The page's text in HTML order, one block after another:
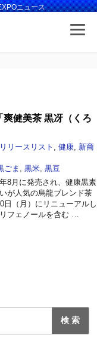
ニュース
健美茶 黒冴（くろ
リリースリスト 健康 新商
ごま 黒米 黒豆
8月に発売され、健康黒素
が人気の烏龍ブレンド茶
（月）にリニューアルし
フェノールを含む …